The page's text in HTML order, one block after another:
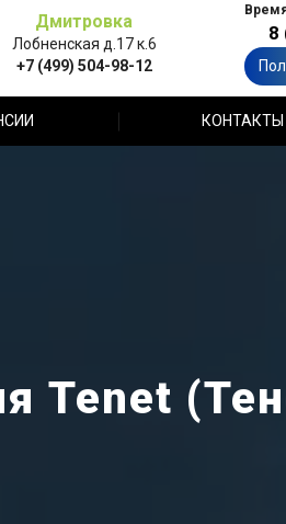
Дмитровка
Лобненская д.17 к.6
+7 (499) 504-98-12
8
КОНТАКТЫ
Tenet